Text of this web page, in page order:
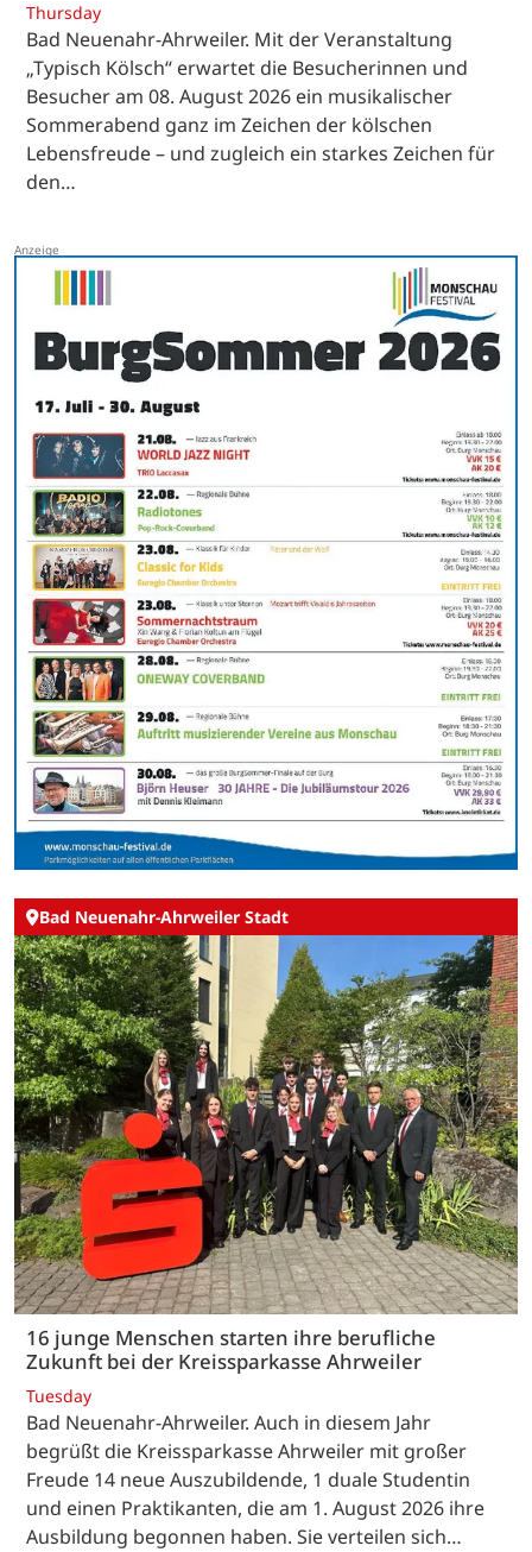
Thursday
Bad Neuenahr-Ahrweiler. Mit der Veranstaltung
„Typisch Kölsch“ erwartet die Besucherinnen und
Besucher am 08. August 2026 ein musikalischer
Sommerabend ganz im Zeichen der kölschen
Lebensfreude – und zugleich ein starkes Zeichen für
den…
Bad Neuenahr-Ahrweiler Stadt
16 junge Menschen starten ihre berufliche
Zukunft bei der Kreissparkasse Ahrweiler
Tuesday
Bad Neuenahr-Ahrweiler. Auch in diesem Jahr
begrüßt die Kreissparkasse Ahrweiler mit großer
Freude 14 neue Auszubildende, 1 duale Studentin
und einen Praktikanten, die am 1. August 2026 ihre
Ausbildung begonnen haben. Sie verteilen sich…